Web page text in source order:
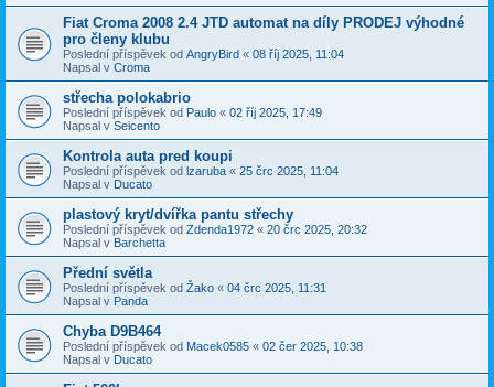
Fiat Croma 2008 2.4 JTD automat na díly PRODEJ výhodné
pro členy klubu
Poslední příspěvek od AngryBird « 08 říj 2025, 11:04
Napsal v Croma
střecha polokabrio
Poslední příspěvek od Paulo « 02 říj 2025, 17:49
Napsal v Seicento
Kontrola auta pred koupi
Poslední příspěvek od lzaruba « 25 črc 2025, 11:04
Napsal v Ducato
plastový kryt/dvířka pantu střechy
Poslední příspěvek od Zdenda1972 « 20 črc 2025, 20:32
Napsal v Barchetta
Přední světla
Poslední příspěvek od Žako « 04 črc 2025, 11:31
Napsal v Panda
Chyba D9B464
Poslední příspěvek od Macek0585 « 02 čer 2025, 10:38
Napsal v Ducato